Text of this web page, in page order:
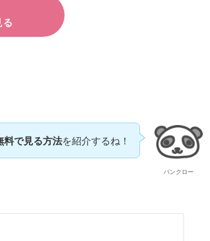
パンクロー
料で見る方法を紹介するね！